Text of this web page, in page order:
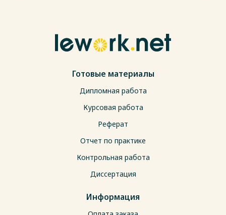
Готовые материалы
Дипломная работа
Курсовая работа
Реферат
Отчет по практике
Контрольная работа
Диссертация
Информация